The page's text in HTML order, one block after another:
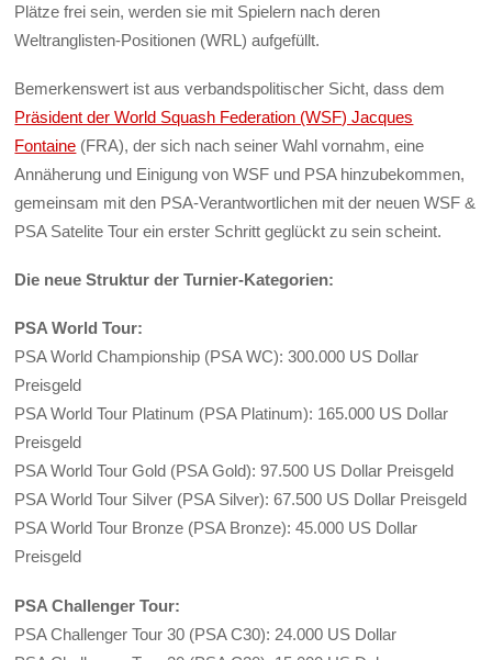
Plätze frei sein, werden sie mit Spielern nach deren
Weltranglisten-Positionen (WRL) aufgefüllt.
Bemerkenswert ist aus verbandspolitischer Sicht, dass dem
Präsident der World Squash Federation (WSF) Jacques
Fontaine (FRA), der sich nach seiner Wahl vornahm, eine
Annäherung und Einigung von WSF und PSA hinzubekommen,
gemeinsam mit den PSA-Verantwortlichen mit der neuen WSF &
PSA Satelite Tour ein erster Schritt geglückt zu sein scheint.
Die neue Struktur der Turnier-Kategorien:
PSA World Tour:
PSA World Championship (PSA WC): 300.000 US Dollar
Preisgeld
PSA World Tour Platinum (PSA Platinum): 165.000 US Dollar
Preisgeld
PSA World Tour Gold (PSA Gold): 97.500 US Dollar Preisgeld
PSA World Tour Silver (PSA Silver): 67.500 US Dollar Preisgeld
PSA World Tour Bronze (PSA Bronze): 45.000 US Dollar
Preisgeld
PSA Challenger Tour:
PSA Challenger Tour 30 (PSA C30): 24.000 US Dollar